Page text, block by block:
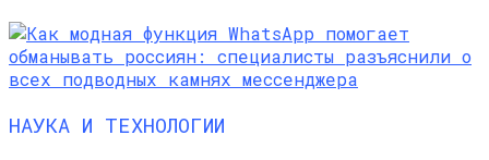
НАУКА И ТЕХНОЛОГИИ